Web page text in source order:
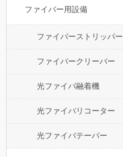
ファイバー用設備
ファイバーストリッパー
ファイバークリーバー
光ファイバ融着機
光ファイバリコーター
光ファイバテーパー